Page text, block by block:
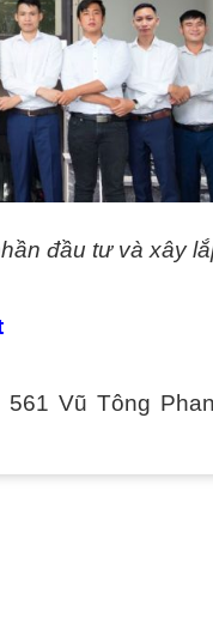
đầu tư và xây
Vũ Tông